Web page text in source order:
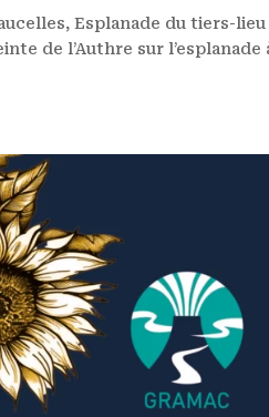
Esplanade du tiers-
de l’Authre sur